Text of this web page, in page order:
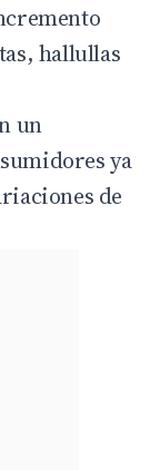
hallullas
un
ya
de